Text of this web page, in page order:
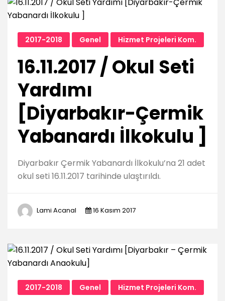
2017-2018 Genel Hizmet Projeleri Kom.
16.11.2017 / Okul Seti
Yardımı
[Diyarbakır-Çermik
Yabanardı İlkokulu ]
Diyarbakır Çermik Yabanardı İlkokulu’na 21 adet
okul seti 16.11.2017 tarihinde ulaştırıldı.
Lami Acanal 16 Kasım 2017
2017-2018 Genel Hizmet Projeleri Kom.